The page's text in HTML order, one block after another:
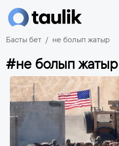
Басты бет не болып жатыр
#не болып жатыр